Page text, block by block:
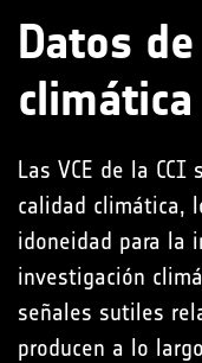
Datos
climática
Las VCE de la
calidad climática,
idoneidad para la
investigación
señales sutiles
producen a lo